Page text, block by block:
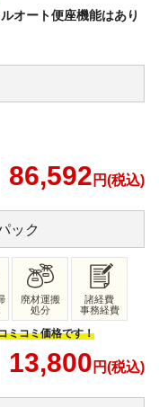
オート便座機能はあり
86,592 円(税込)
ック
廃材運搬
処分
諸経費
事務経費
ミコミ価格です！
13,800 円(税込)